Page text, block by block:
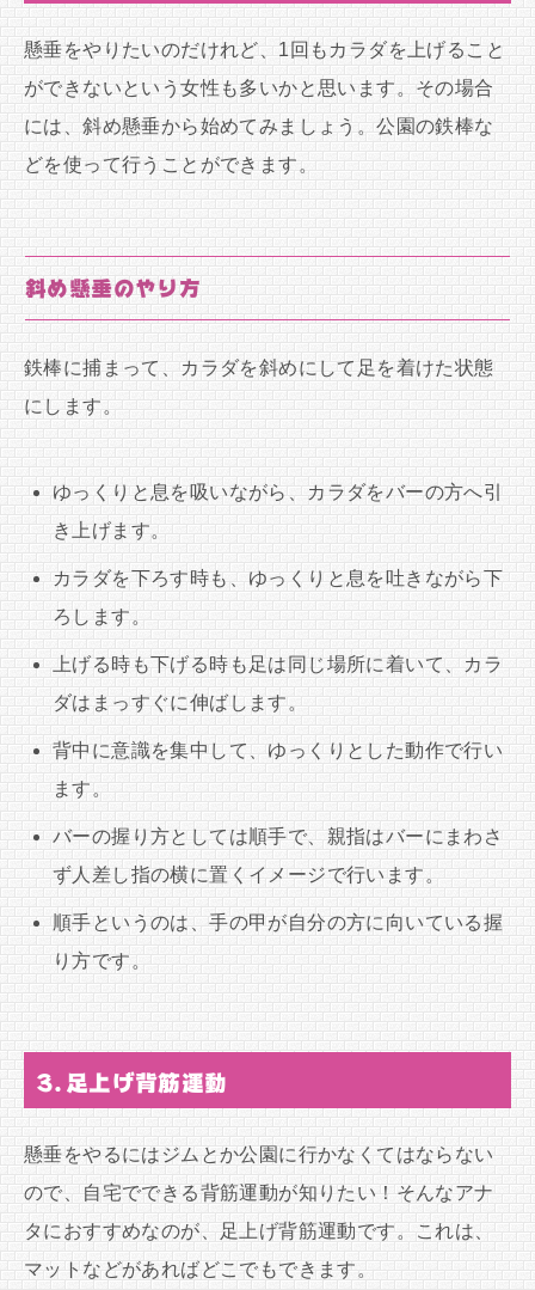
懸垂をやりたいのだけれど、1回もカラダを上げること
ができないという女性も多いかと思います。その場合
には、斜め懸垂から始めてみましょう。公園の鉄棒な
どを使って行うことができます。
斜め懸垂のやり方
鉄棒に捕まって、カラダを斜めにして足を着けた状態
にします。
ゆっくりと息を吸いながら、カラダをバーの方へ引
き上げます。
カラダを下ろす時も、ゆっくりと息を吐きながら下
ろします。
上げる時も下げる時も足は同じ場所に着いて、カラ
ダはまっすぐに伸ばします。
背中に意識を集中して、ゆっくりとした動作で行い
ます。
バーの握り方としては順手で、親指はバーにまわさ
ず人差し指の横に置くイメージで行います。
順手というのは、手の甲が自分の方に向いている握
り方です。
3.足上げ背筋運動
懸垂をやるにはジムとか公園に行かなくてはならない
ので、自宅でできる背筋運動が知りたい！そんなアナ
タにおすすめなのが、足上げ背筋運動です。これは、
マットなどがあればどこでもできます。